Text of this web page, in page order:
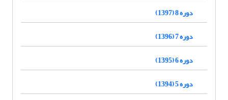
دوره 8 (1397)
دوره 7 (1396)
دوره 6 (1395)
دوره 5 (1394)